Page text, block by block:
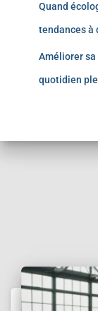
Quand
tendances à
Améliorer sa
quotidien